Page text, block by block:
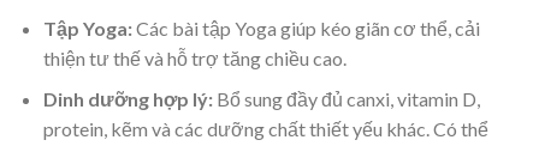
Tập Yoga:Các bài tập Yoga giúp kéo giãn cơ thể, cải
thiện tư thế và hỗ trợ tăng chiều cao.
Dinh dưỡng hợp lý:Bổ sung đầy đủ canxi, vitamin D,
protein, kẽm và các dưỡng chất thiết yếu khác. Có thể